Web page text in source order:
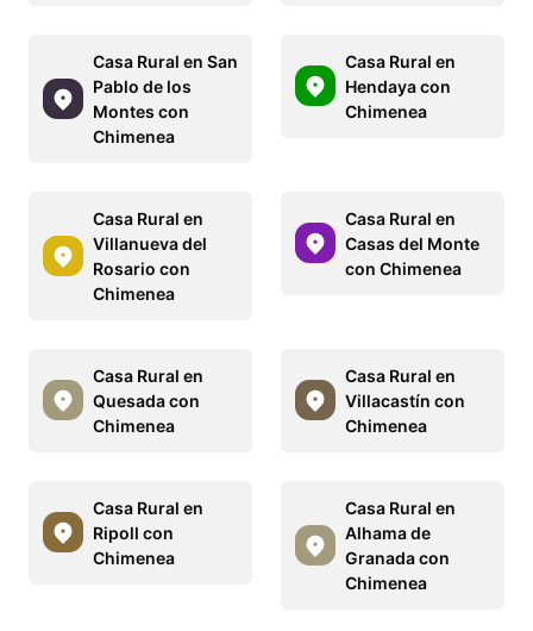
Casa Rural en San
Pablo de los
Montes con
Chimenea
Casa Rural en
Hendaya con
Chimenea
Casa Rural en
Villanueva del
Rosario con
Chimenea
Casa Rural en
Casas del Monte
con Chimenea
Casa Rural en
Quesada con
Chimenea
Casa Rural en
Villacastín con
Chimenea
Casa Rural en
Ripoll con
Chimenea
Casa Rural en
Alhama de
Granada con
Chimenea